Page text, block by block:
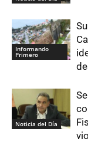
Informando
Primero
Noticia del Día